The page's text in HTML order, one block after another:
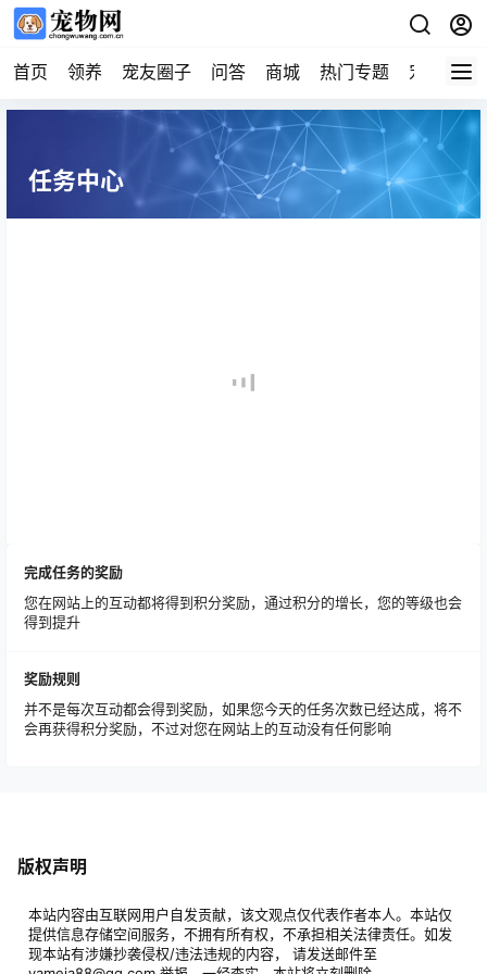
首页 领养 宠友圈子 问答 商城 热门专题 宠物企业
任务中心
完成任务的奖励
您在网站上的互动都将得到积分奖励，通过积分的增长，您的等级也会
得到提升
奖励规则
并不是每次互动都会得到奖励，如果您今天的任务次数已经达成，将不
会再获得积分奖励，不过对您在网站上的互动没有任何影响
版权声明
本站内容由互联网用户自发贡献，该文观点仅代表作者本人。本站仅
提供信息存储空间服务，不拥有所有权，不承担相关法律责任。如发
现本站有涉嫌抄袭侵权/违法违规的内容， 请发送邮件至